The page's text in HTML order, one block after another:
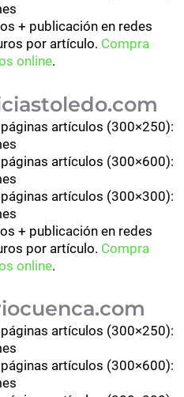
+ publicación en redes
por artículo. Compra
online.
artículos (300×250):
artículos (300×600):
artículos (300×300):
+ publicación en redes
por artículo. Compra
online.
artículos (300×250):
artículos (300×600):